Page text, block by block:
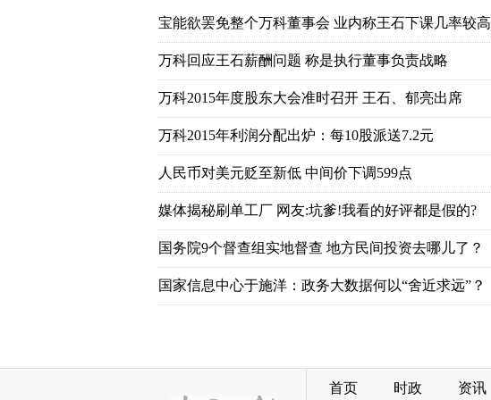
宝能欲罢免整个万科董事会 业内称王石下课几率较高
万科回应王石薪酬问题 称是执行董事负责战略
万科2015年度股东大会准时召开 王石、郁亮出席
万科2015年利润分配出炉：每10股派送7.2元
人民币对美元贬至新低 中间价下调599点
媒体揭秘刷单工厂 网友:坑爹!我看的好评都是假的?
国务院9个督查组实地督查 地方民间投资去哪儿了？
国家信息中心于施洋：政务大数据何以“舍近求远”？
首页 时政 资讯